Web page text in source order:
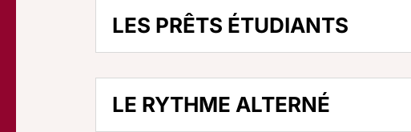
LES PRÊTS ÉTUDIANTS
LE RYTHME ALTERNÉ